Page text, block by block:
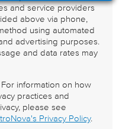
and service providers
above via phone,
using automated
advertising purposes.
and data rates may
information on how
practices and
please see
Privacy Policy.